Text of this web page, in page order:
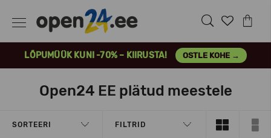
LÕPUMÜÜK KUNI -70% – KIIRUSTA! OSTLE KOHE →
Open24 EE plätud meestele
SORTEERI FILTRID